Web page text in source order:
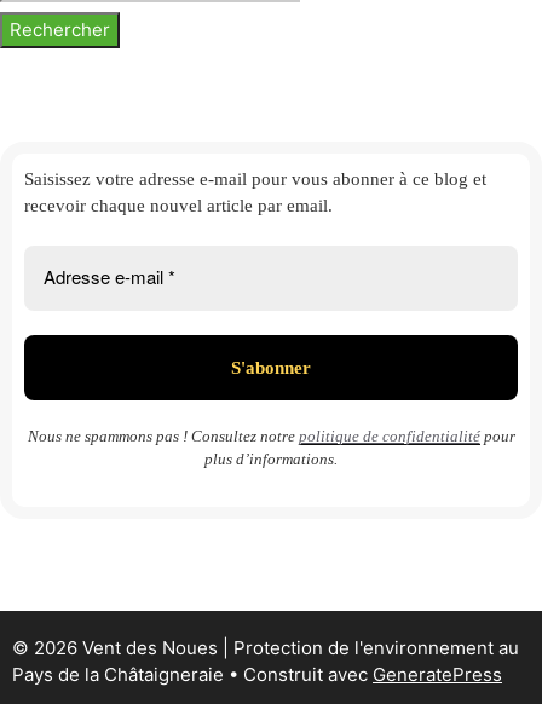
Saisissez votre adresse e-mail pour vous abonner à ce blog et
recevoir chaque nouvel article par email.
Nous ne spammons pas ! Consultez notre politique de confidentialitépour
plus d’informations.
© 2026 Vent des Noues | Protection de l'environnement au
Pays de la Châtaigneraie • Construit avec GeneratePress